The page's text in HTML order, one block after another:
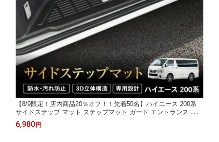
【8/9限定！店内商品20％オフ！！先着50名】ハイエース 200系
サイドステップ マット ステップマット ガード エントランス マッ
ト カーマット フロアマット 防水 防汚 汚れ防止 車 収納 内装 イ
ンテリア カスタム パーツ 専用4型 5型 6型 7型 8型 ワゴン 傷 キ
6,980 円